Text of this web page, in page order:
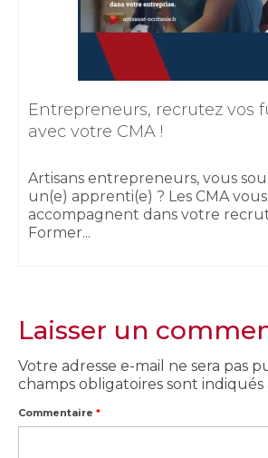
Entrepreneurs, recrutez vos
avec votre CMA !
Artisans entrepreneurs, vous
un(e) apprenti(e) ? Les CMA vous
accompagnent dans votre
Former...
Laisser un
Votre adresse e-mail ne sera pas
champs obligatoires sont indiqués
Commentaire *